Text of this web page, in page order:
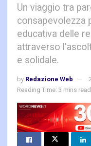
Un viaggio tra
consapevolezza
educativa delle
attraverso
e solidale.
by Redazione Web
Reading Time: 3 mins read